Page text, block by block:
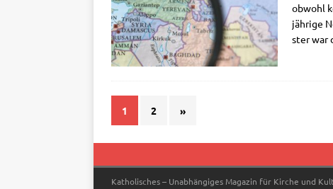
obwohl
jäh­ri­ge
ster war
1 2 »
Katholisches – Unabhängiges Magazin für Kirche und